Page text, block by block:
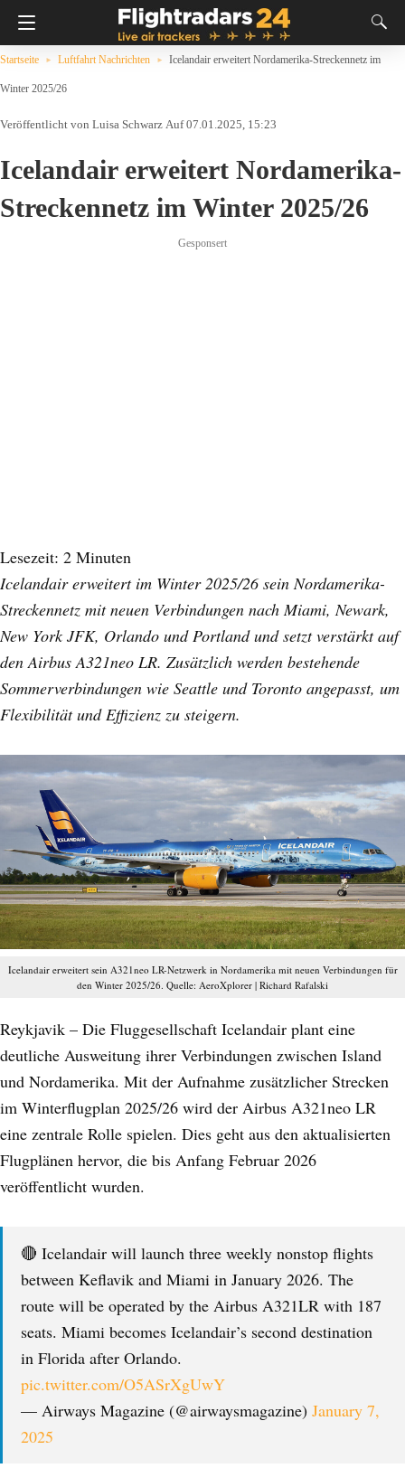
Startseite Luftfahrt Nachrichten Icelandair erweitert Nordamerika-Streckennetz im
Winter 2025/26
Luisa Schwarz Auf 07.01.2025, 15:23
Icelandair erweitert Nordamerika-
Streckennetz im Winter 2025/26
Gesponsert
Lesezeit: 2 Minuten
Icelandair erweitert im Winter 2025/26 sein Nordamerika-
Streckennetz mit neuen Verbindungen nach Miami, Newark,
New York JFK, Orlando und Portland und setzt verstärkt auf
den Airbus A321neo LR. Zusätzlich werden bestehende
Sommerverbindungen wie Seattle und Toronto angepasst, um
Flexibilität und Effizienz zu steigern.
Icelandair erweitert sein A321neo LR-Netzwerk in Nordamerika mit neuen Verbindungen für
den Winter 2025/26. Quelle: AeroXplorer | Richard Rafalski
Reykjavik – Die Fluggesellschaft Icelandair plant eine
deutliche Ausweitung ihrer Verbindungen zwischen Island
und Nordamerika. Mit der Aufnahme zusätzlicher Strecken
im Winterflugplan 2025/26 wird der Airbus A321neo LR
eine zentrale Rolle spielen. Dies geht aus den aktualisierten
Flugplänen hervor, die bis Anfang Februar 2026
veröffentlicht wurden.
🔴 Icelandair will launch three weekly nonstop flights
between Keflavik and Miami in January 2026. The
route will be operated by the Airbus A321LR with 187
seats. Miami becomes Icelandair’s second destination
in Florida after Orlando.
pic.twitter.com/O5ASrXgUwY
— Airways Magazine (@airwaysmagazine) January 7,
2025